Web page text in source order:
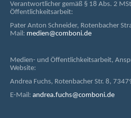
Verantwortlicher gemäß § 18 Abs. 2
Öffentlichkeitsarbeit:
Pater Anton Schneider, Rotenbacher
Mail: medien@comboni.de
Medien- und Öffentlichkeitsarbeit,
Website:
Andrea Fuchs, Rotenbacher Str. 8,
E-Mail: andrea.fuchs@comboni.de